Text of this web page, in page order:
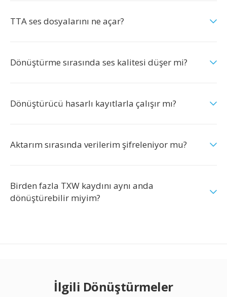
TTA ses dosyalarını ne açar?
Dönüştürme sırasında ses kalitesi düşer mi?
Dönüştürücü hasarlı kayıtlarla çalışır mı?
Aktarım sırasında verilerim şifreleniyor mu?
Birden fazla TXW kaydını aynı anda
dönüştürebilir miyim?
İlgili Dönüştürmeler